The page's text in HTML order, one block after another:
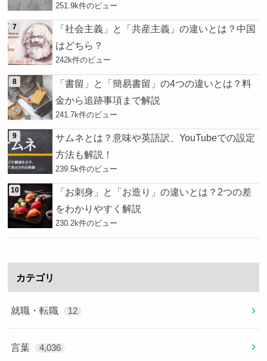
251.9k件のビュー
「社会主義」と「共産主義」の違いとは？中国
はどちら？
242k件のビュー
「書留」と「簡易書留」の4つの違いとは？料
金から追跡事項まで解説
241.7k件のビュー
サムネとは？意味や英語訳、YouTubeでの設定
方法も解説！
239.5k件のビュー
「お刺身」と「お造り」の違いとは？2つの差
をわかりやすく解説
230.2k件のビュー
カテゴリ
就職・転職 12
言葉 4,036